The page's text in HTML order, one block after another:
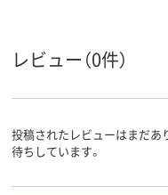
レビュー（0件）
投稿されたレビューはまだあ
待ちしています。